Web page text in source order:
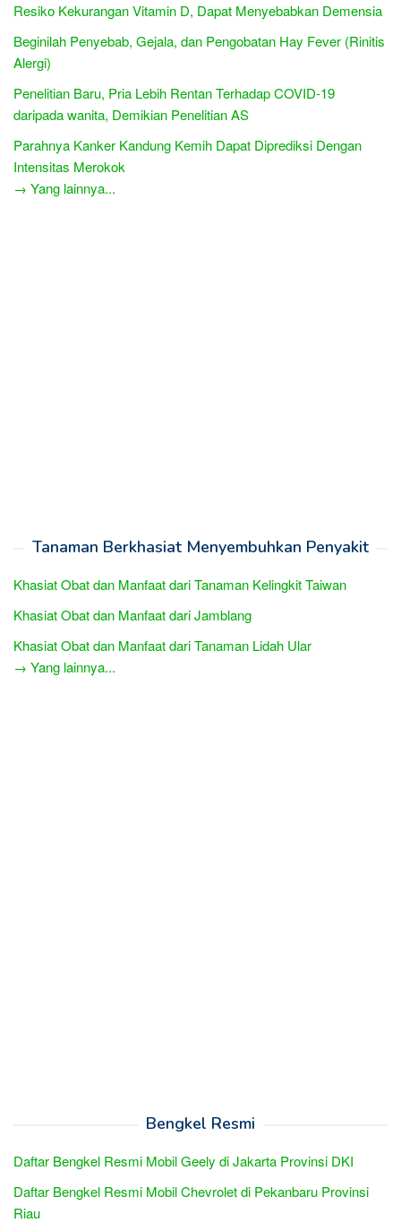
Resiko Kekurangan Vitamin D, Dapat Menyebabkan Demensia
Beginilah Penyebab, Gejala, dan Pengobatan Hay Fever (Rinitis
Alergi)
Penelitian Baru, Pria Lebih Rentan Terhadap COVID-19
daripada wanita, Demikian Penelitian AS
Parahnya Kanker Kandung Kemih Dapat Diprediksi Dengan
Intensitas Merokok
→ Yang lainnya...
Tanaman Berkhasiat Menyembuhkan Penyakit
Khasiat Obat dan Manfaat dari Tanaman Kelingkit Taiwan
Khasiat Obat dan Manfaat dari Jamblang
Khasiat Obat dan Manfaat dari Tanaman Lidah Ular
→ Yang lainnya...
Bengkel Resmi
Daftar Bengkel Resmi Mobil Geely di Jakarta Provinsi DKI
Daftar Bengkel Resmi Mobil Chevrolet di Pekanbaru Provinsi
Riau